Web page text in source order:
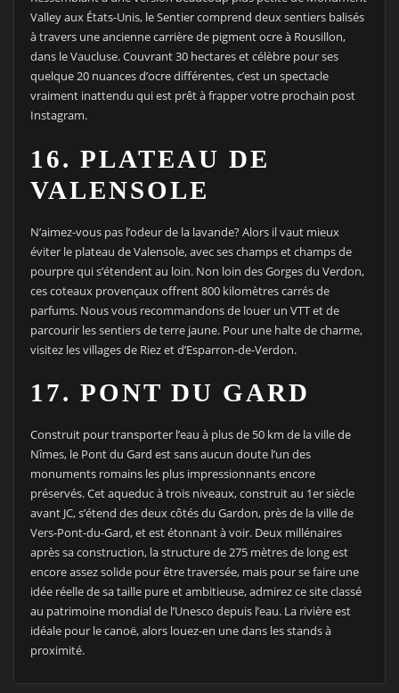
Valley aux États-Unis, le Sentier comprend deux sentiers balisés
à travers une ancienne carrière de pigment ocre à Rousillon,
dans le Vaucluse. Couvrant 30 hectares et célèbre pour ses
quelque 20 nuances d’ocre différentes, c’est un spectacle
vraiment inattendu qui est prêt à frapper votre prochain post
Instagram.
16. PLATEAU DE
VALENSOLE
N’aimez-vous pas l’odeur de la lavande? Alors il vaut mieux
éviter le plateau de Valensole, avec ses champs et champs de
pourpre qui s’étendent au loin. Non loin des Gorges du Verdon,
ces coteaux provençaux offrent 800 kilomètres carrés de
parfums. Nous vous recommandons de louer un VTT et de
parcourir les sentiers de terre jaune. Pour une halte de charme,
visitez les villages de Riez et d’Esparron-de-Verdon.
17. PONT DU GARD
Construit pour transporter l’eau à plus de 50 km de la ville de
Nîmes, le Pont du Gard est sans aucun doute l’un des
monuments romains les plus impressionnants encore
préservés. Cet aqueduc à trois niveaux, construit au 1er siècle
avant JC, s’étend des deux côtés du Gardon, près de la ville de
Vers-Pont-du-Gard, et est étonnant à voir. Deux millénaires
après sa construction, la structure de 275 mètres de long est
encore assez solide pour être traversée, mais pour se faire une
idée réelle de sa taille pure et ambitieuse, admirez ce site classé
au patrimoine mondial de l’Unesco depuis l’eau. La rivière est
idéale pour le canoë, alors louez-en une dans les stands à
proximité.